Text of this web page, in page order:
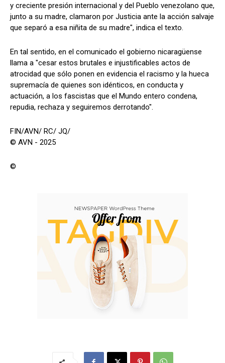
y creciente presión internacional y del Pueblo venezolano que,
junto a su madre, clamaron por Justicia ante la acción salvaje
que separó a esa niñita de su madre", indica el texto.
En tal sentido, en el comunicado el gobierno nicaragüense
llama a "cesar estos brutales e injustificables actos de
atrocidad que sólo ponen en evidencia el racismo y la hueca
supremacía de quienes son idénticos, en conducta y
actuación, a los fascistas que el Mundo entero condena,
repudia, rechaza y seguiremos derrotando".
FIN/AVN/ RC/ JQ/
© AVN - 2025
©